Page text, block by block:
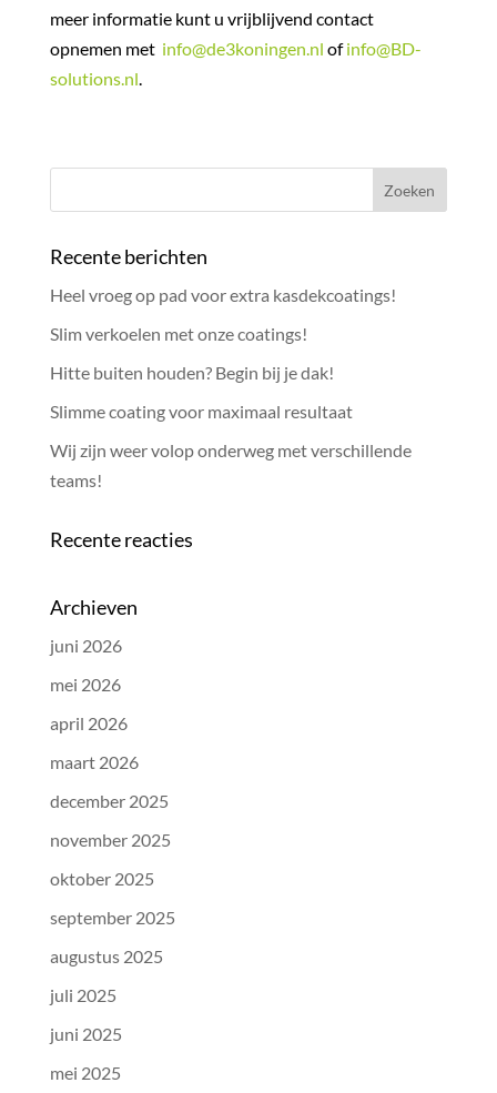
meer informatie kunt u vrijblijvend contact
opnemen met info@de3koningen.nl ofinfo@BD-
solutions.nl.
Recente berichten
Heel vroeg op pad voor extra kasdekcoatings!
Slim verkoelen met onze coatings!
Hitte buiten houden? Begin bij je dak!
Slimme coating voor maximaal resultaat
Wij zijn weer volop onderweg met verschillende
teams!
Recente reacties
Archieven
juni 2026
mei 2026
april 2026
maart 2026
december 2025
november 2025
oktober 2025
september 2025
augustus 2025
juli 2025
juni 2025
mei 2025